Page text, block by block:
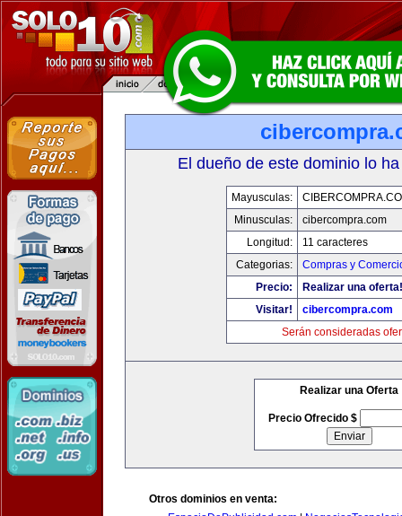
El dueño de este dominio lo
Mayusculas:
Minusculas:
cibercompra.com
Longitud:
11 caracteres
Categorias:
Compras y
Precio:
Realizar una oferta!
Visitar!
cibercompra.com
Serán consideradas
Realizar una Oferta
Precio Ofrecido $
Otros dominios en venta: